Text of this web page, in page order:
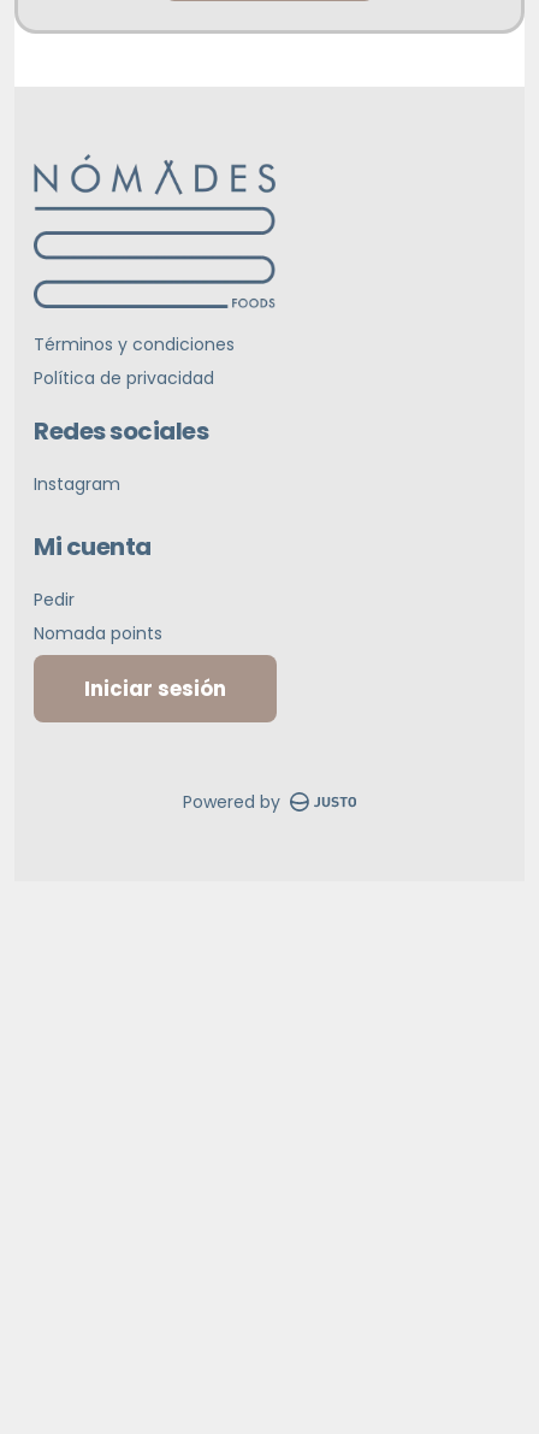
Términos y condiciones
Política de privacidad
Redes sociales
Instagram
Mi cuenta
Pedir
Nomada points
Iniciar sesión
Powered by